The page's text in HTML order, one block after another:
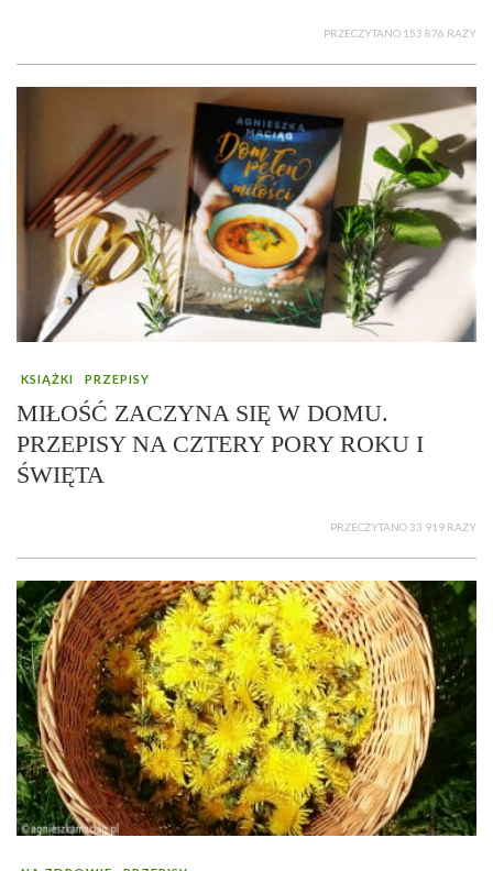
PRZECZYTANO 153 876 RAZY
KSIĄŻKI PRZEPISY
MIŁOŚĆ ZACZYNA SIĘ W DOMU.
PRZEPISY NA CZTERY PORY ROKU I
ŚWIĘTA
PRZECZYTANO 33 919 RAZY